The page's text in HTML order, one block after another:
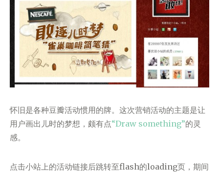
怀旧是各种豆瓣活动惯用的牌。这次营销活动的主题是让
用户画出儿时的梦想，颇有点“Draw something”的灵
感。
点击小站上的活动链接后跳转至flash的loading页，期间